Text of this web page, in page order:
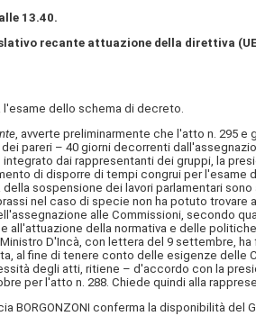
13.40.
recante attuazione della direttiva
dello schema di decreto.
, avverte preliminarmente che l'atto n. 295 e
pareri – 40 giorni decorrenti
dai rappresentanti dei gruppi, la
di disporre di tempi congrui per
sospensione dei lavori parlamentari sono
nel caso di specie non ha potuto
alle Commissioni, secondo
all'attuazione della normativa e delle
D'Incà, con lettera del 9 settembre,
al fine di tenere conto delle esigenze
degli atti, ritiene – d'accordo con la
per l'atto n. 288. Chiede quindi alla
BORGONZONI conferma la disponibilità del